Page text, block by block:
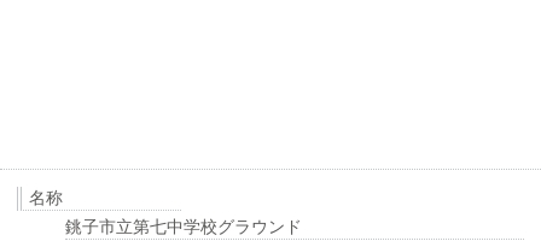
名称
銚子市立第七中学校グラウンド